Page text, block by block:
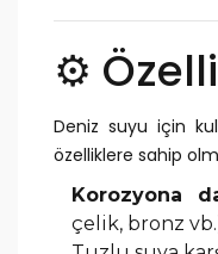
⚙️
Deniz suyu için
özelliklere sahip
Korozyona
çelik, bronz